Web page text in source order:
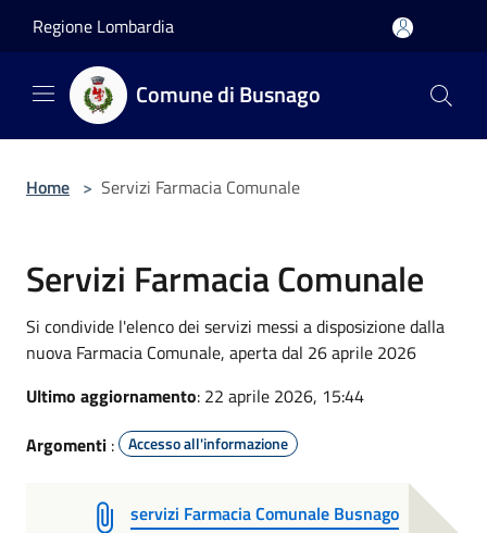
Regione Lombardia
Comune di Busnago
Home > Servizi Farmacia Comunale
Servizi Farmacia Comunale
Si condivide l'elenco dei servizi messi a disposizione dalla
nuova Farmacia Comunale, aperta dal 26 aprile 2026
Ultimo aggiornamento: 22 aprile 2026, 15:44
Argomenti : Accesso all'informazione
servizi Farmacia Comunale Busnago